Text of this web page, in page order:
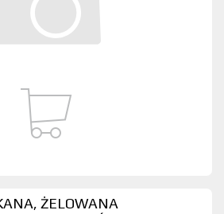
ŻELOWANA